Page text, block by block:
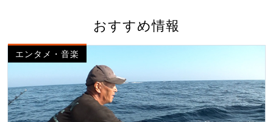
おすすめ情報
エンタメ・音楽